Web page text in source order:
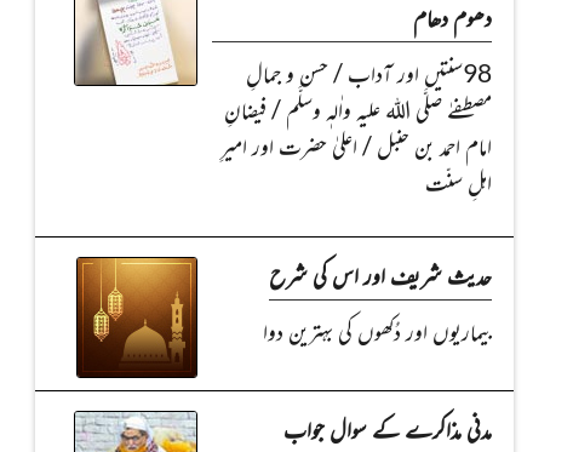
دھوم دھام
98سنتیں اور آداب / حسن و جمالِ
مصطفےٰ صلَّی اللہ علیہ واٰلہٖ وسلَّم / فیضانِ
امام احمد بن حنبل / اعلیٰ حضرت اور امیرِ
اہلِ سنّت
حدیث شریف اور اس کی شرح
بیماریوں اور دُکھوں کی بہترین دوا
مدنی مذاکرے کے سوال جواب